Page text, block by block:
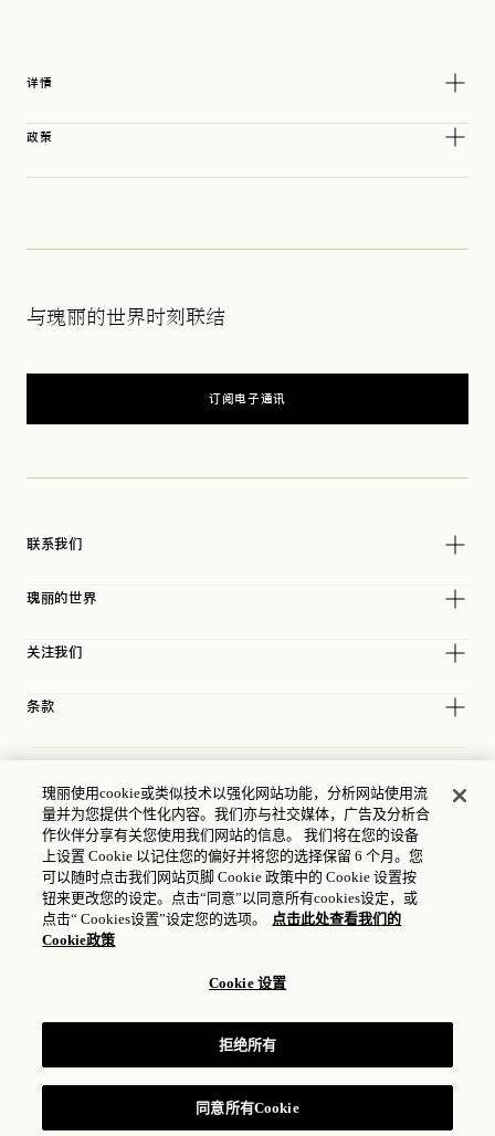
预订
详情
政策
与瑰丽的世界时刻联结
订阅电子通讯
联系我们
瑰丽的世界
关注我们
条款
公安机关备案号：31010102004896
瑰丽酒店集团 © 2026
瑰丽使用cookie或类似技术以强化网站功能，分析网站使用流
量并为您提供个性化内容。我们亦与社交媒体，广告及分析合
作伙伴分享有关您使用我们网站的信息。 我们将在您的设备
上设置 Cookie 以记住您的偏好并将您的选择保留 6 个月。您
可以随时点击我们网站页脚 Cookie 政策中的 Cookie 设置按
钮来更改您的设定。点击“同意”以同意所有cookies设定，或
点击“ Cookies设置”设定您的选项。
点击此处查看我们的
Cookie政策
Cookie 设置
拒绝所有
同意所有Cookie